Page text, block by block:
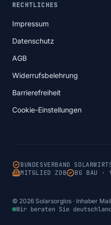
RECHTLICHES
Impressum
Datenschutz
AGB
Widerrufsbelehrung
Barrierefreiheit
Cookie-Einstellungen
BUNDESVERBAND
MITGLIED ZDB
BG BAU ·
© 2026 Solarsorglos · Inhaber
Wir beraten Sie